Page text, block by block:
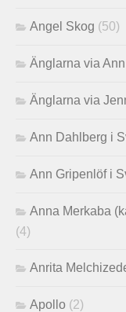
Angel Skog (50)
Änglarna via
Änglarna via
Ann Dahlberg i
Ann Gripenlöf i
Anna Merkaba
(4)
Anrita
Apollo (2)